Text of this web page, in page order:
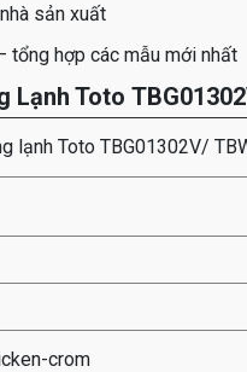
sản xuất
tổng hợp các mẫu mới nhất
Lạnh Toto
lạnh Toto TBG01302V/
crom